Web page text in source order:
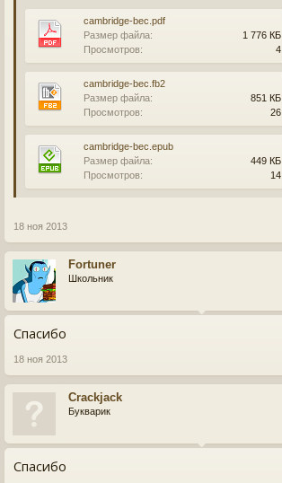
cambridge-bec.pdf
Размер файла:
1 776 КБ
Просмотров:
4
cambridge-bec.fb2
Размер файла:
851 КБ
Просмотров:
26
cambridge-bec.epub
Размер файла:
449 КБ
Просмотров:
14
18 ноя 2013
Fortuner
Школьник
Спасибо
18 ноя 2013
Crackjack
Букварик
Спасибо